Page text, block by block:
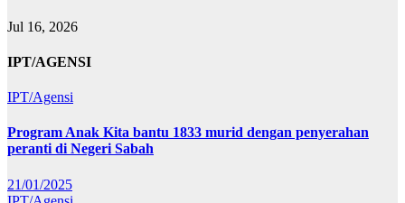
Jul 16, 2026
IPT/AGENSI
IPT/Agensi
Program Anak Kita bantu 1833 murid dengan penyerahan
peranti di Negeri Sabah
21/01/2025